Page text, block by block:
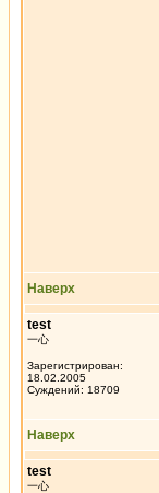
Наверх
test
一心
Зарегистрирован:
18.02.2005
Суждений: 18709
Наверх
test
一心